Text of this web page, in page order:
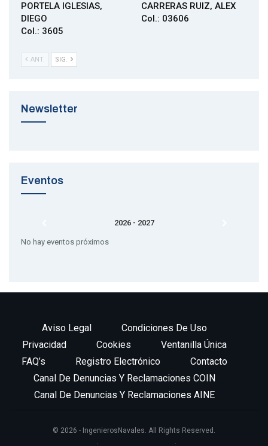
PORTELA IGLESIAS,
DIEGO
Col.: 3605
CARRERAS RUIZ, ALEX
Col.: 03606
ANT. SIG.
Newsletter
Eventos
2026 - 2027
No hay eventos próximos
Aviso Legal
Condiciones De Uso
Privacidad
Cookies
Ventanilla Única
FAQ’s
Registro Electrónico
Contacto
Canal De Denuncias Y Reclamaciones COIN
Canal De Denuncias Y Reclamaciones AINE
© 2026 - IngenierosNavales. All Rights Reserved.